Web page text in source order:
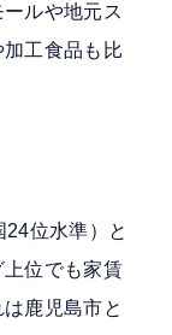
ルや地元ス
工食品も比
位水準）
と
位でも家賃
鹿児島市と